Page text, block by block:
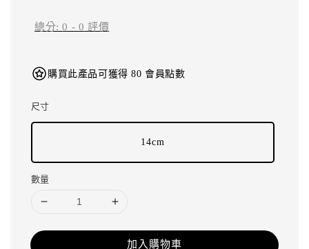
總分:0 - 0 評價
購買此產品可獲得 80 會員點數
尺寸
14cm
數量
加入購物車